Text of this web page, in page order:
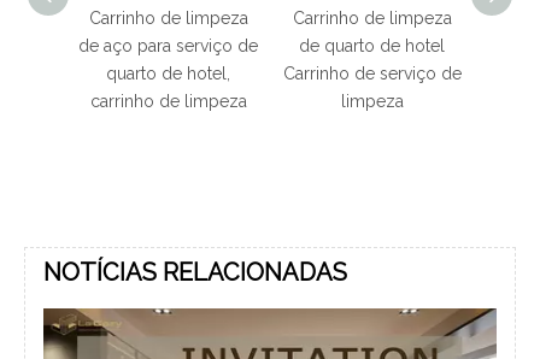
Carrinho de limpeza
de aço para serviço de
quarto de hotel,
carrinho de limpeza
Carrinho de limpeza
de quarto de hotel
Carrinho de serviço de
limpeza
NOTÍCIAS RELACIONADAS